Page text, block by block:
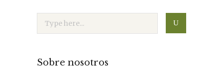
Sobre nosotros